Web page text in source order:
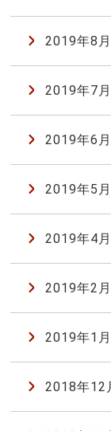
2019年8月
2019年7月
2019年6月
2019年5月
2019年4月
2019年2月
2019年1月
2018年12